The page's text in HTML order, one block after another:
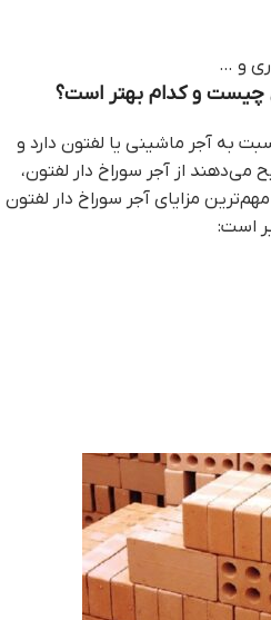
و …
چیست و کدام بهتر است؟
به آجر ماشینی یا لفتون دارد و
می‌دهند از آجر سوراخ دار لفتون،
مزایای آجر سوراخ دار لفتون
است: